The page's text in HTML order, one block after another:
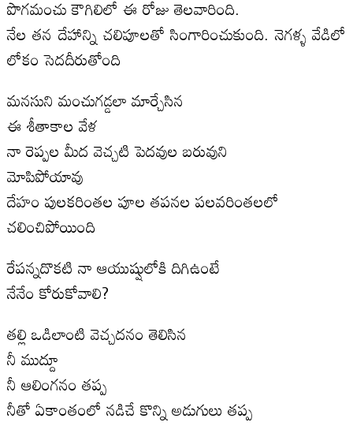
పొగమంచు కౌగిలిలో ఈ రోజు తెలవారింది.
నేల తన దేహాన్ని చలిపూలతో సింగారించుకుంది. నెగళ్ళ వేడిలో
లోకం సెదదీరుతోంది
మనసుని మంచుగడ్డలా మార్చేసిన
ఈ శీతాకాల వేళ
నా రెప్పల మీద వెచ్చటి పెదవుల బరువుని
మోపిపోయావు
దేహం పులకరింతల పూల తపనల పలవరింతలలో
చలించిపోయింది
రేపన్నదొకటి నా ఆయుష్షులోకి దిగిఉంటే
నేనేం కోరుకోవాలి?
తల్లి ఒడిలాంటి వెచ్చదనం తెలిసిన
నీ ముద్దూ
నీ ఆలింగనం తప్ప
నీతో ఏకాంతంలో నడిచే కొన్ని అడుగులు తప్ప